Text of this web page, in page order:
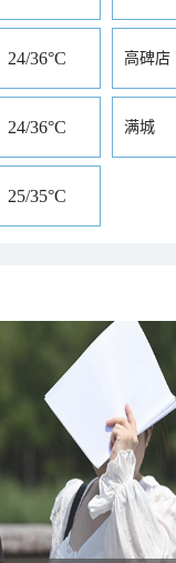
24/36°C 高碑店
24/36°C 满城
25/35°C